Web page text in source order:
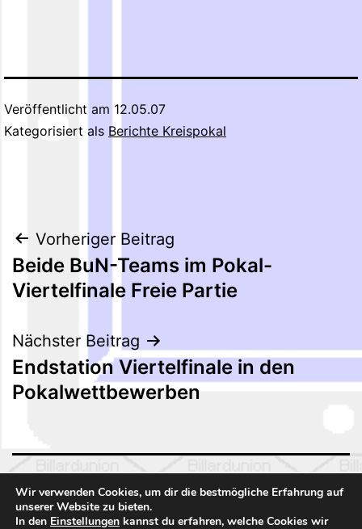
Veröffentlicht am 12.05.07
Kategorisiert als Berichte Kreispokal
Beitragsnavigation
Vorheriger Beitrag
Beide BuN-Teams im Pokal-
Viertelfinale Freie Partie
Nächster Beitrag
Endstation Viertelfinale in den
Pokalwettbewerben
BILLARDUNION NORD 01
Stolz präsentiert vonWordPress.
Wir verwenden Cookies, um dir die bestmögliche Erfahrung auf
unserer Website zu bieten.
In den Einstellungen kannst du erfahren, welche Cookies wir